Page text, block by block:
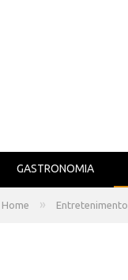
GASTRONOMIA
Home » Entretenimento